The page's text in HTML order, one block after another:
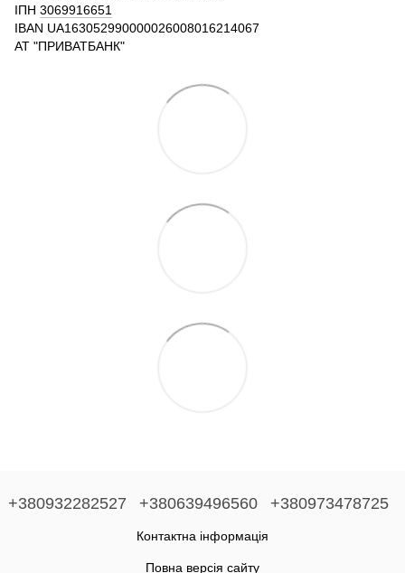
ІПН 3069916651
IBAN UA163052990000026008016214067
АТ "ПРИВАТБАНК"
+380932282527 +380639496560 +380973478725
Контактна інформація
Повна версія сайту